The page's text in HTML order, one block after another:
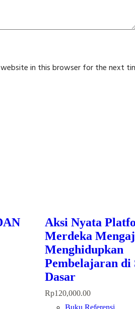
website in this browser for the next
Aksi Nyata
Merdeka
Menghidupkan
Pembelajaran di
Dasar
Rp120,000.00
Buku Referensi